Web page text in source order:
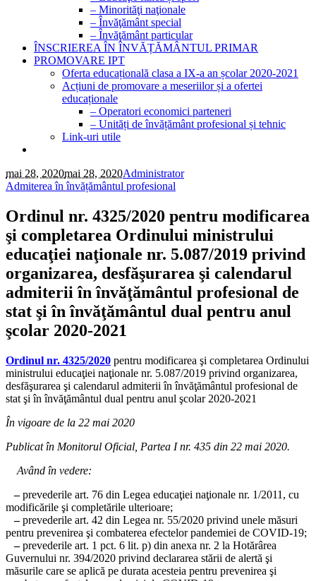
– Minorităţi naţionale
– Învăţământ special
– Învăţământ particular
ÎNSCRIEREA ÎN ÎNVĂȚĂMÂNTUL PRIMAR
PROMOVARE IPT
Oferta educațională clasa a IX-a an școlar 2020-2021
Acțiuni de promovare a meseriilor și a ofertei
educaționale
– Operatori economici parteneri
– Unități de învățământ profesional și tehnic
Link-uri utile
mai 28, 2020mai 28, 2020Administrator
Admiterea în învățământul profesional
Ordinul nr. 4325/2020 pentru modificarea
şi completarea Ordinului ministrului
educaţiei naţionale nr. 5.087/2019 privind
organizarea, desfăşurarea şi calendarul
admiterii în învăţământul profesional de
stat şi în învăţământul dual pentru anul
şcolar 2020-2021
Ordinul nr. 4325/2020 pentru modificarea şi completarea Ordinului
ministrului educaţiei naţionale nr. 5.087/2019 privind organizarea,
desfăşurarea şi calendarul admiterii în învăţământul profesional de
stat şi în învăţământul dual pentru anul şcolar 2020-2021
În vigoare de la 22 mai 2020
Publicat în Monitorul Oficial, Partea I nr. 435 din 22 mai 2020.
Având în vedere:
–prevederile art. 76 din Legea educaţiei naţionale nr. 1/2011, cu
modificările şi completările ulterioare;
–prevederile art. 42 din Legea nr. 55/2020 privind unele măsuri
pentru prevenirea şi combaterea efectelor pandemiei de COVID-19;
–prevederile art. 1 pct. 6 lit. p) din anexa nr. 2 la Hotărârea
Guvernului nr. 394/2020 privind declararea stării de alertă şi
măsurile care se aplică pe durata acesteia pentru prevenirea şi